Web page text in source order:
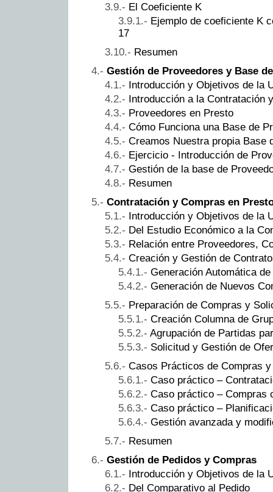
El Coeficiente K
Ejemplo de coeficiente K
17
Resumen
Gestión de Proveedores y Base
Introducción y Objetivos de la
Introducción a la Contratación
Proveedores en Presto
Cómo Funciona una Base de
Creamos Nuestra propia Base
Ejercicio - Introducción de
Gestión de la base de
Resumen
Contratación y Compras en
Introducción y Objetivos de la
Del Estudio Económico a la
Relación entre Proveedores,
Creación y Gestión de
Generación Automática
Generación de Nuevos
Preparación de Compras y
Creación Columna de
Agrupación de Partidas
Solicitud y Gestión de
Casos Prácticos de Compras
Caso práctico –
Caso práctico – Compras
Caso práctico –
Gestión avanzada y
Resumen
Gestión de Pedidos y Compras
Introducción y Objetivos de la
Del Comparativo al Pedido